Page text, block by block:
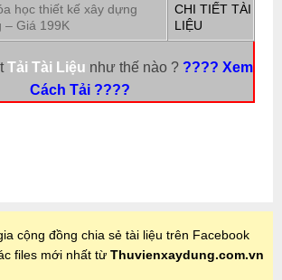
học thiết kế xây dựng
– Giá 199K
CHI TIẾT TÀI
LIỆU
Tải Tài Liệu như thế nào ? ???? Xem
Cách Tải ????
cộng đồng chia sẻ tài liệu trên Facebook
files mới nhất từ Thuvienxaydung.com.vn